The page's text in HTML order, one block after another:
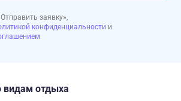
заявку»,
конфиденциальности и
видам отдыха